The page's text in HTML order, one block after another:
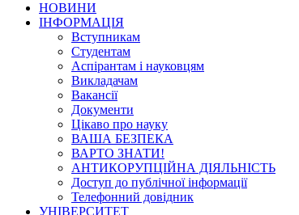
НОВИНИ
ІНФОРМАЦІЯ
Вступникам
Студентам
Аспірантам і науковцям
Викладачам
Вакансії
Документи
Цікаво про науку
ВАША БЕЗПЕКА
ВАРТО ЗНАТИ!
АНТИКОРУПЦІЙНА ДІЯЛЬНІСТЬ
Доступ до публічної інформації
Телефонний довідник
УНІВЕРСИТЕТ